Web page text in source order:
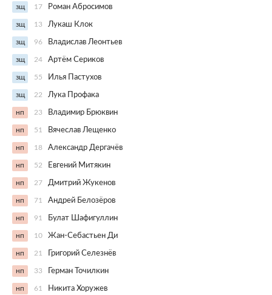
зщ 17 Роман Абросимов
зщ 13 Лукаш Клок
зщ 96 Владислав Леонтьев
зщ 24 Артём Сериков
зщ 55 Илья Пастухов
зщ 22 Лука Профака
нп 23 Владимир Брюквин
нп 51 Вячеслав Лещенко
нп 18 Александр Дергачёв
нп 52 Евгений Митякин
нп 27 Дмитрий Жукенов
нп 71 Андрей Белозёров
нп 91 Булат Шафигуллин
нп 10 Жан-Себастьен Ди
нп 21 Григорий Селезнёв
нп 33 Герман Точилкин
нп 61 Никита Хоружев